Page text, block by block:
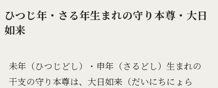
ひつじ年・さる年生まれの守り本尊・大日
如来
未年（ひつじどし）・申年（さるどし）生まれの
干支の守り本尊は、 大日如来（だいにちにょら